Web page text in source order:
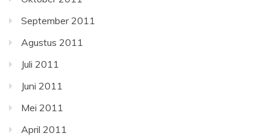
September 2011
Agustus 2011
Juli 2011
Juni 2011
Mei 2011
April 2011